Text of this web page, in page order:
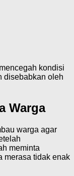
kondisi
disebabkan oleh
Warga
warga agar
meminta
merasa tidak enak